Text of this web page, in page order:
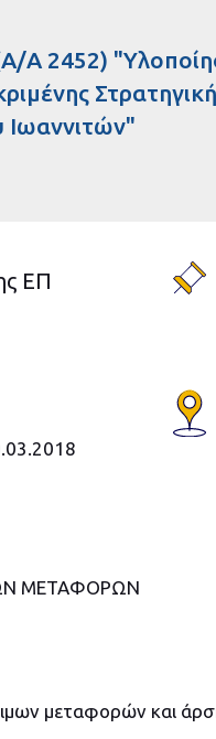
Α 2452)
Ιωαννιτών"
ΕΠ
ΜΕΤΑΦΟΡΩΝ
μεταφορών και